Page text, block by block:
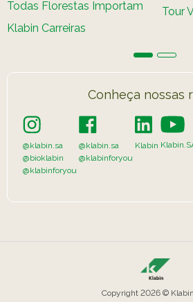
Todas Florestas Importam
Klabin Carreiras
Tour
Conheça nossas
@klabin.sa
@bioklabin
@klabinforyou
@klabin.sa
@klabinforyou
Klabin
Copyright 2026 ©